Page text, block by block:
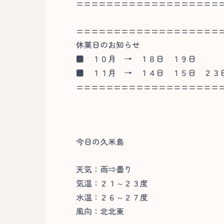
休業日のお知らせ
■ １０月 → １８日 １９日
■ １１月 → １４日 １５日 ２３
今日の久米島
天気：雨⇒曇り
気温：２１～２３度
水温：２６～２７度
風向：北北東